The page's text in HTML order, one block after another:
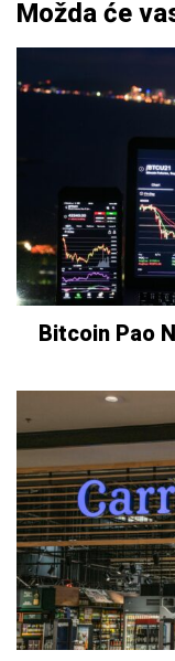
Možda će
Bitcoin Pao